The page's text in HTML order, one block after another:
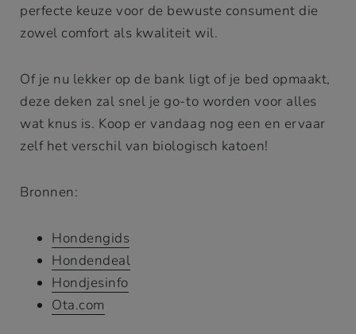
perfecte keuze voor de bewuste consument die
zowel comfort als kwaliteit wil.
Of je nu lekker op de bank ligt of je bed opmaakt,
deze deken zal snel je go-to worden voor alles
wat knus is. Koop er vandaag nog een en ervaar
zelf het verschil van biologisch katoen!
Bronnen:
Hondengids
Hondendeal
Hondjesinfo
Ota.com